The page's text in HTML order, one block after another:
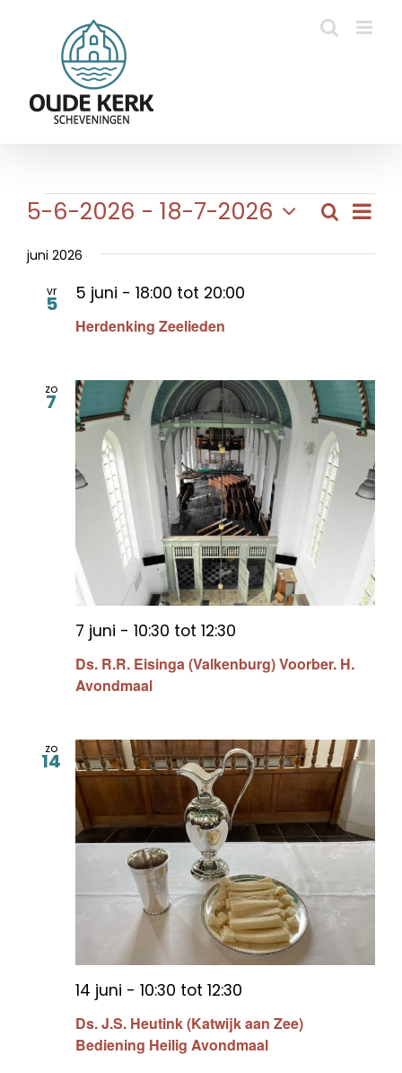
Evenementen Zoeken
Lijst
5-6-2026 - 18-7-2026
een
datum.
juni 2026
vr
5
Herdenking Zeelieden
5 juni - 18:00 tot 20:00
zo
7
Ds. R.R. Eisinga (Valkenburg) Voorber. H.
Avondmaal
7 juni - 10:30 tot 12:30
zo
14
Ds. J.S. Heutink (Katwijk aan Zee)
Bediening Heilig Avondmaal
14 juni - 10:30 tot 12:30